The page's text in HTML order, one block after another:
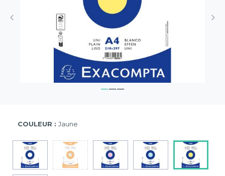
COULEUR : Jaune